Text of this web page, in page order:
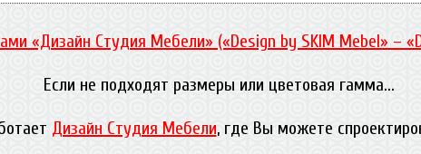
«Дизайн Студия Мебели» («Design by SKIM Mebel» –
Если не подходят размеры или цветовая гамма...
Дизайн Студия Мебели, где Вы можете